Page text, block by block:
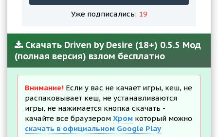
Уже подписались: 19
Скачать Driven by Desire (18+) 0.5.5 Мод
(полная версия) взлом бесплатно
Внимание! Если у вас не качает игры, кеш, не
распаковывает кеш, не устанавливаются
игры, не нажимается кнопка скачать -
качайте все браузером Хром который можно
скачать в официальном Google Play